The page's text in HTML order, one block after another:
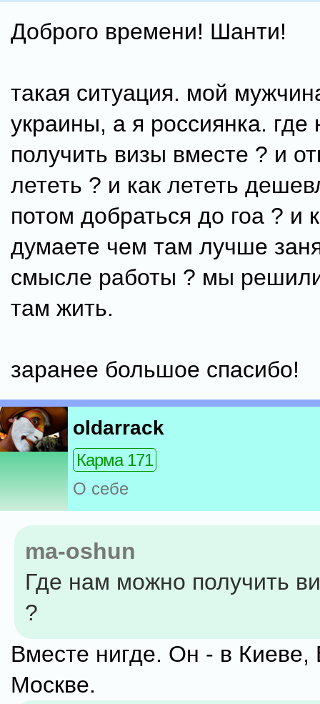
Доброго времени! Шанти!
такая ситуация. мой
украины, а я россиянка.
получить визы вместе ? и
лететь ? и как лететь
потом добраться до гоа ? и
думаете чем там лучше
смысле работы ? мы
там жить.
заранее большое спасибо!
oldarrack
Карма 171
О себе
ma-oshun
Где нам можно получить
?
Вместе нигде. Он - в Киеве,
Москве.